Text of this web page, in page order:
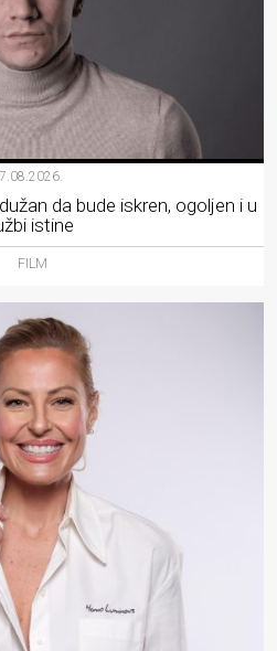
da bude iskren, ogoljen i u
istine
FILM